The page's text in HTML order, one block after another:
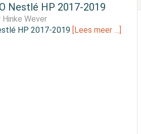
Nestlé HP 2017-2019
Hinke Wever
HP 2017-2019 [Lees meer …]